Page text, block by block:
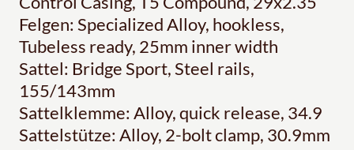
Felgen: Specialized Alloy, hookless,
Tubeless ready, 25mm inner width
Sattel: Bridge Sport, Steel rails,
155/143mm
Sattelklemme: Alloy, quick release, 34.9
Sattelstütze: Alloy, 2-bolt clamp, 30.9mm